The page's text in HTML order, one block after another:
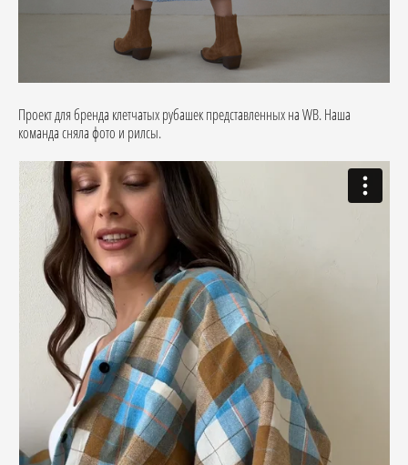
Проект для бренда клетчатых рубашек представленных на WB. Наша
команда сняла фото и рилсы.